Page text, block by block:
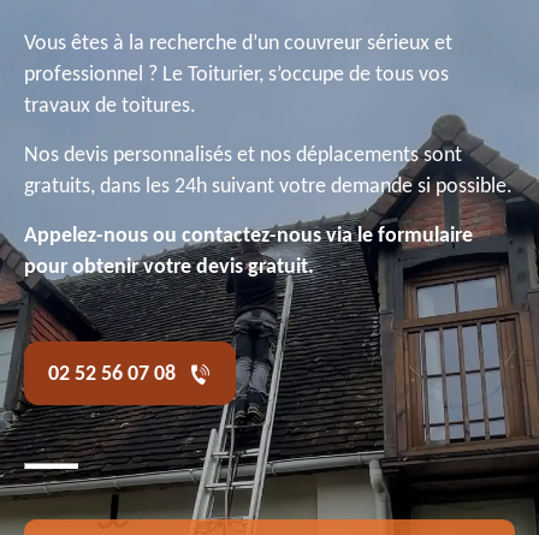
Vous êtes à la recherche d’un couvreur sérieux et
professionnel ? Le Toiturier, s’occupe de tous vos
travaux de toitures.
Nos devis personnalisés et nos déplacements sont
gratuits, dans les 24h suivant votre demande si possible.
Appelez-nous ou contactez-nous via le formulaire
pour obtenir votre devis gratuit.
02 52 56 07 08